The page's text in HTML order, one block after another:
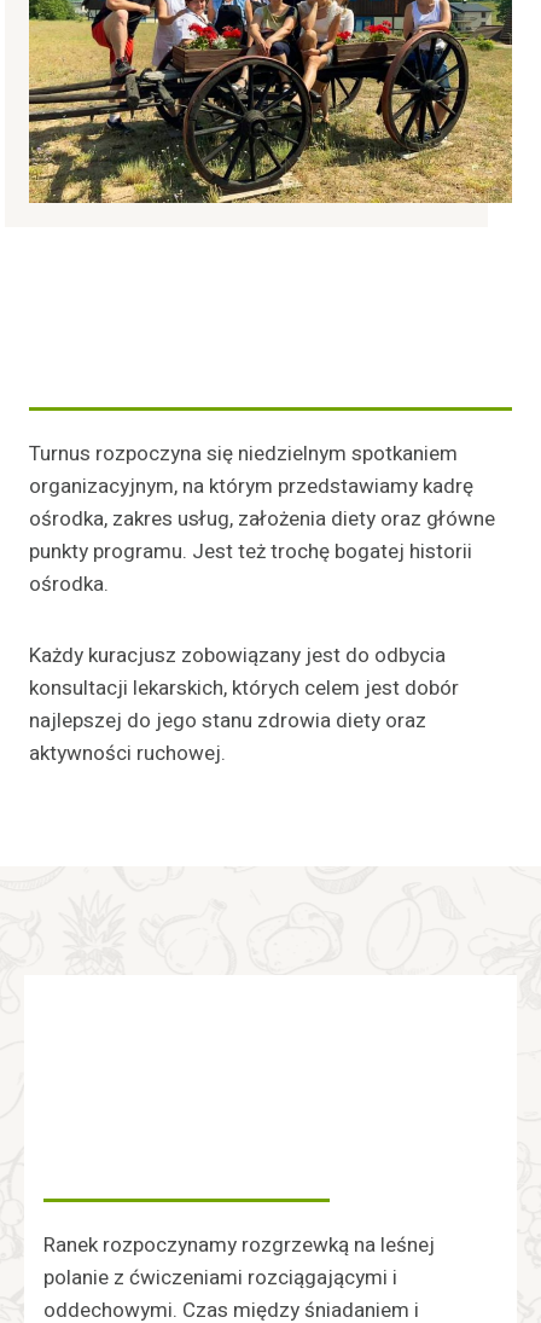
Turnus rozpoczyna się niedzielnym spotkaniem
organizacyjnym, na którym przedstawiamy kadrę
ośrodka, zakres usług, założenia diety oraz główne
punkty programu. Jest też trochę bogatej historii
ośrodka.
Każdy kuracjusz zobowiązany jest do odbycia
konsultacji lekarskich, których celem jest dobór
najlepszej do jego stanu zdrowia diety oraz
aktywności ruchowej.
Ranek rozpoczynamy rozgrzewką na leśnej
polanie z ćwiczeniami rozciągającymi i
oddechowymi. Czas między śniadaniem i